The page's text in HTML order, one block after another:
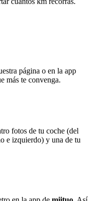
página o en la app
más te convenga.
fotos de tu coche (del
e izquierdo) y una de tu